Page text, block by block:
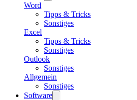
Word
Tipps & Tricks
Sonstiges
Excel
Tipps & Tricks
Sonstiges
Outlook
Sonstiges
Allgemein
Sonstiges
Software